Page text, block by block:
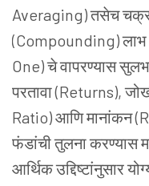
Averaging) तसेच
(Compounding)
One) चे वापरण्यास
परतावा (Returns),
Ratio) आणि मानांकन
फंडांची तुलना करण्यास
आर्थिक उद्दिष्टांनुसार